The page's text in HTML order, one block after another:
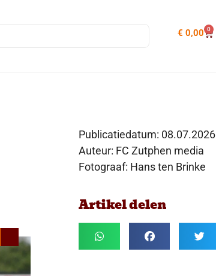
€ 0,00 0
Publicatiedatum: 08.07.2026
Auteur: FC Zutphen media
Fotograaf: Hans ten Brinke
Artikel delen